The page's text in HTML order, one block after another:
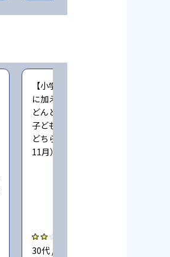
【小学生時の通塾】高いと思う。月
に加えて夏・冬の講習など、プラス
どんどんかかってしまう（小学6年
子どもが通塾。塾のおすすめ度合い
どちらともいえない。回答時期
11月）
30代 / 大阪府 女性